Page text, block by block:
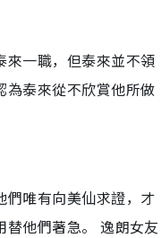
來一職，但泰來並不領
為泰來從不欣賞他所做
們唯有向美仙求證，才
他們著急。 逸朗女友